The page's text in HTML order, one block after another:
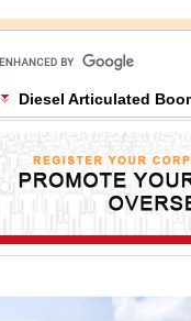
Diesel Articulated